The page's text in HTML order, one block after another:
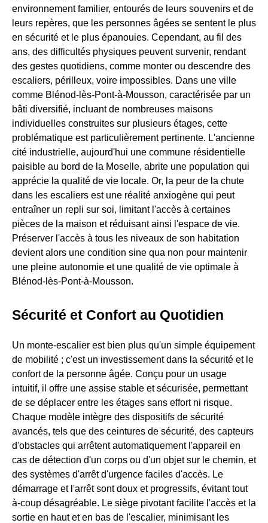
environnement familier, entourés de leurs souvenirs et de
leurs repères, que les personnes âgées se sentent le plus
en sécurité et le plus épanouies. Cependant, au fil des
ans, des difficultés physiques peuvent survenir, rendant
des gestes quotidiens, comme monter ou descendre des
escaliers, périlleux, voire impossibles. Dans une ville
comme Blénod-lès-Pont-à-Mousson, caractérisée par un
bâti diversifié, incluant de nombreuses maisons
individuelles construites sur plusieurs étages, cette
problématique est particulièrement pertinente. L'ancienne
cité industrielle, aujourd'hui une commune résidentielle
paisible au bord de la Moselle, abrite une population qui
apprécie la qualité de vie locale. Or, la peur de la chute
dans les escaliers est une réalité anxiogène qui peut
entraîner un repli sur soi, limitant l'accès à certaines
pièces de la maison et réduisant ainsi l'espace de vie.
Préserver l'accès à tous les niveaux de son habitation
devient alors une condition sine qua non pour maintenir
une pleine autonomie et une qualité de vie optimale à
Blénod-lès-Pont-à-Mousson.
Sécurité et Confort au Quotidien
Un monte-escalier est bien plus qu'un simple équipement
de mobilité ; c'est un investissement dans la sécurité et le
confort de la personne âgée. Conçu pour un usage
intuitif, il offre une assise stable et sécurisée, permettant
de se déplacer entre les étages sans effort ni risque.
Chaque modèle intègre des dispositifs de sécurité
avancés, tels que des ceintures de sécurité, des capteurs
d'obstacles qui arrêtent automatiquement l'appareil en
cas de détection d'un corps ou d'un objet sur le chemin, et
des systèmes d'arrêt d'urgence faciles d'accès. Le
démarrage et l'arrêt sont doux et progressifs, évitant tout
à-coup désagréable. Le siège pivotant facilite l'accès et la
sortie en haut et en bas de l'escalier, minimisant les